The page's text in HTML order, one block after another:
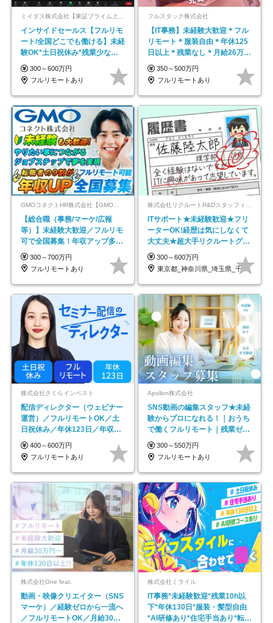
ミイダス株式会社【東証プライム上場パーソルグループ】
インサイドセールス【フルリモ
ート/全国どこでも働ける】未経
験OK*土日祝休み*残業少なめ*
在宅勤務手当あり
300～600万円
フルリモートあり
フルスタック株式会社
【IT事務】未経験大歓迎＊フル
リモート＊服装自由＊年休125
日以上＊残業なし＊月給26万円
以上
350～500万円
フルリモートあり
GMOコネクトHR株式会社【GMOインターネットグループ】
【総合職（事務/マーケ/広報
等）】未経験大歓迎／フルリモ
可で全国募集！年収アップ多数
★年休最大130日★
300～700万円
フルリモートあり
ITサポート★未経験歓迎★フリ
ーターOK!経歴は気にしなくて
大丈夫★超大手リクルートグル
ープの正社員/sg
300～600万円
東京都_神奈川県_埼玉県_千葉県_大阪府…
株式会社さくらインベスト
配信ディレクター（ウェビナー
運営）／フルリモートOK／土
日祝休み／年休123日／年収
600万円可
400～600万円
フルリモートあり
Apollon株式会社
SNS動画の編集スタッフ★未経
験からプロになれる！｜おうち
で働くフルリモート｜残業ゼロ
で18時退勤◎
300～550万円
フルリモートあり
株式会社One feat.
動画・映像クリエイター（SNS
マーケ）／経験ゼロから一流へ
／フルリモートOK／月給30万
株式会社ミライル
IT事務*未経験歓迎*残業10h以
下*年休130日*服装・髪型自由
*AI研修あり*住宅手当あり*転勤